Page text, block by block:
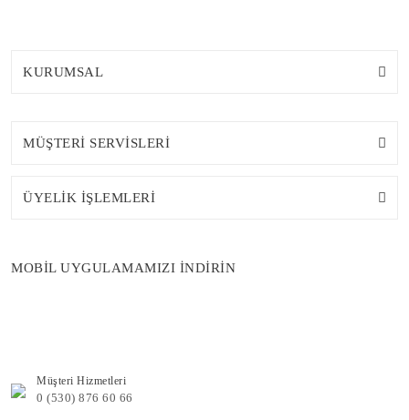
KURUMSAL
MÜŞTERİ SERVİSLERİ
ÜYELİK İŞLEMLERİ
MOBİL UYGULAMAMIZI İNDİRİN
Müşteri Hizmetleri
0 (530) 876 60 66